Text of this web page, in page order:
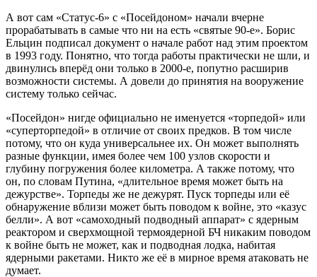
А вот сам «Статус-6» с «Посейдоном» начали вчерне
прорабатывать в самые что ни на есть «святые 90-е». Борис
Ельцин подписал документ о начале работ над этим проектом
в 1993 году. Понятно, что тогда работы практически не шли, и
двинулись вперёд они только в 2000-е, попутно расширив
возможности системы. А довели до принятия на вооружение
систему только сейчас.
«Посейдон» нигде официально не именуется «торпедой» или
«суперторпедой» в отличие от своих предков. В том числе
потому, что он куда универсальнее их. Он может выполнять
разные функции, имея более чем 100 узлов скорости и
глубину погружения более километра. А также потому, что
он, по словам Путина, «длительное время может быть на
дежурстве». Торпеды же не дежурят. Пуск торпеды или её
обнаружение вблизи может быть поводом к войне, это «казус
белли». А вот «самоходный подводный аппарат» с ядерным
реактором и сверхмощной термоядерной БЧ никаким поводом
к войне быть не может, как и подводная лодка, набитая
ядерными ракетами. Никто же её в мирное время атаковать не
думает.